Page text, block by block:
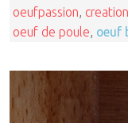
oeufpassion, creation
oeuf de poule, oeuf